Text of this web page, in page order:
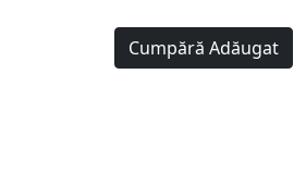
Cumpără Adăugat